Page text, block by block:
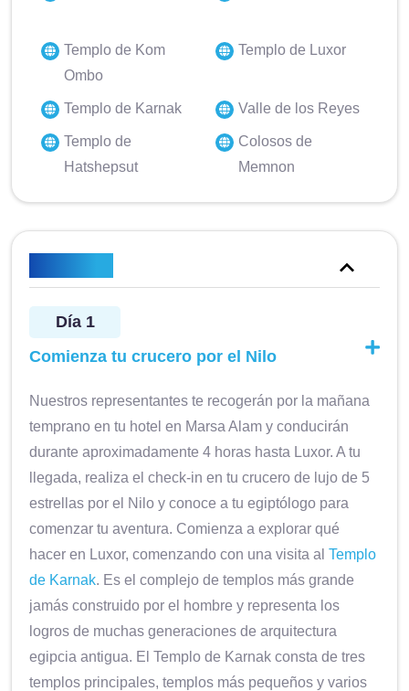
Templo de Kom
Ombo
Templo de Luxor
Templo de Karnak Valle de los Reyes
Templo de
Hatshepsut
Colosos de
Memnon
Día 1
Comienza tu crucero por el Nilo
Nuestros representantes te recogerán por la mañana
temprano en tu hotel en Marsa Alam y conducirán
durante aproximadamente 4 horas hasta Luxor. A tu
llegada, realiza el check-in en tu crucero de lujo de 5
estrellas por el Nilo y conoce a tu egiptólogo para
comenzar tu aventura. Comienza a explorar qué
hacer en Luxor, comenzando con una visita alTemplo
de Karnak. Es el complejo de templos más grande
jamás construido por el hombre y representa los
logros de muchas generaciones de arquitectura
egipcia antigua. El Templo de Karnak consta de tres
templos principales, templos más pequeños y varios